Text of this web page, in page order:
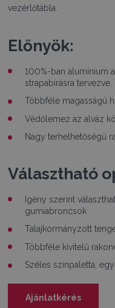
vezérlőtábla.
Előnyök:
100%-ban alumínium
strapabírásra tervezve.
Többféle magasságú
Védőlemez az alváz
Nagy terhelhetőségű
Választható
Igény szerint
gumiabroncsok
Talajkormányzott
Többféle kivitelű
Széles színpaletta,
Ajánlatkérés